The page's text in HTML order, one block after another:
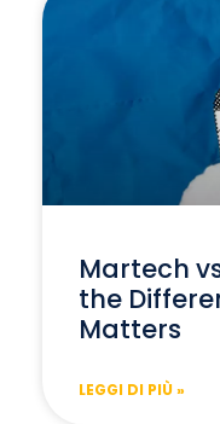
Martech
the
Matters
LEGGI DI PIÙ »